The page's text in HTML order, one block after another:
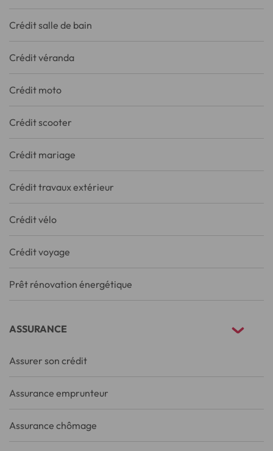
Crédit salle de bain
Crédit véranda
Crédit moto
Crédit scooter
Crédit mariage
Crédit travaux extérieur
Crédit vélo
Crédit voyage
Prêt rénovation énergétique
ASSURANCE
Assurer son crédit
Assurance emprunteur
Assurance chômage